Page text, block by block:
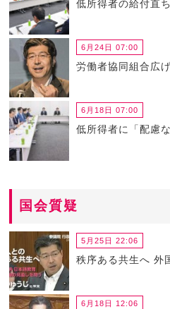
低所得者の給付直
6月24日 07:00
労働者協同組合広
6月18日 07:00
低所得者に「配慮な
国会質疑
5月25日 22:06
秩序ある共生へ 外
6月18日 12:06